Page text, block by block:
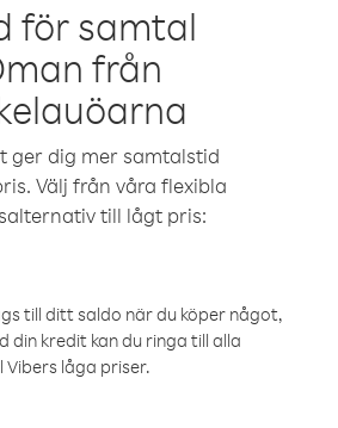
för samtal
från
ger dig mer samtalstid
Välj från våra flexibla
till lågt pris:
till ditt saldo när du köper något,
din kredit kan du ringa till alla
Vibers låga priser.